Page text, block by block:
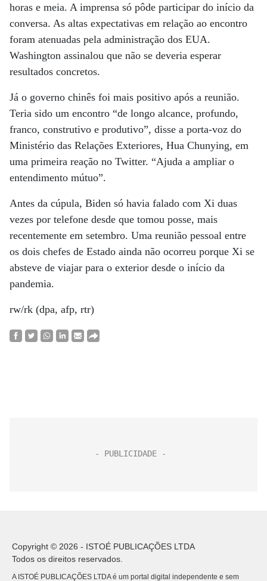
horas e meia. A imprensa só pôde participar do início da
conversa. As altas expectativas em relação ao encontro
foram atenuadas pela administração dos EUA.
Washington assinalou que não se deveria esperar
resultados concretos.
Já o governo chinês foi mais positivo após a reunião.
Teria sido um encontro “de longo alcance, profundo,
franco, construtivo e produtivo”, disse a porta-voz do
Ministério das Relações Exteriores, Hua Chunying, em
uma primeira reação no Twitter. “Ajuda a ampliar o
entendimento mútuo”.
Antes da cúpula, Biden só havia falado com Xi duas
vezes por telefone desde que tomou posse, mais
recentemente em setembro. Uma reunião pessoal entre
os dois chefes de Estado ainda não ocorreu porque Xi se
absteve de viajar para o exterior desde o início da
pandemia.
rw/rk (dpa, afp, rtr)
Copyright © 2026 - ISTOÉ PUBLICAÇÕES LTDA
Todos os direitos reservados.
A ISTOÉ PUBLICAÇÕES LTDA é um portal digital independente e sem